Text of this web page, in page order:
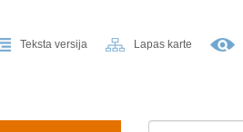
Teksta versija Lapas karte